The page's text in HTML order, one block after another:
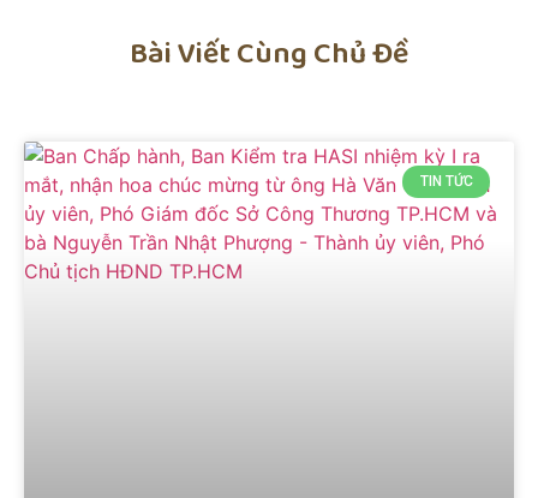
Bài Viết Cùng Chủ Đề
TIN TỨC